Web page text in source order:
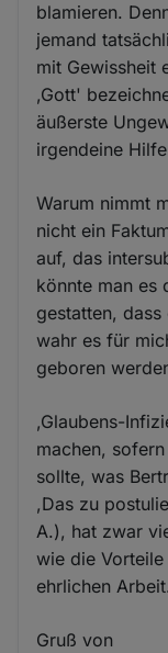
blamieren.
jemand
mit Gewissheit
,Gott'
äußerste
irgendeine
Warum nimmt
nicht ein
auf, das
könnte man es
gestatten,
wahr es für
geboren
,Glaubens-
machen,
sollte, was
,Das zu
A.), hat zwar
wie die
ehrlichen
Gruß von